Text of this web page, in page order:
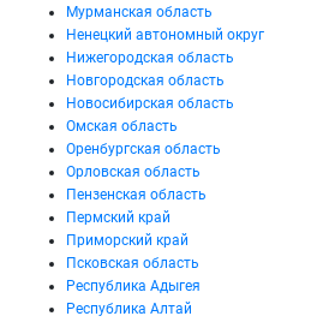
Мурманская область
Ненецкий автономный округ
Нижегородская область
Новгородская область
Новосибирская область
Омская область
Оренбургская область
Орловская область
Пензенская область
Пермский край
Приморский край
Псковская область
Республика Адыгея
Республика Алтай